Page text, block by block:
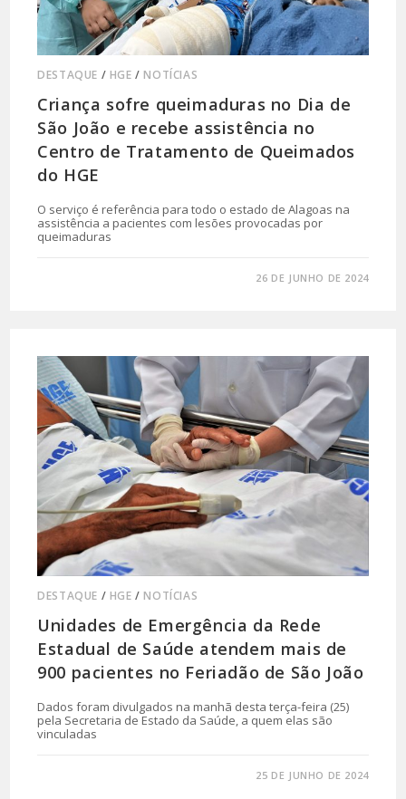
DESTAQUE / HGE /NOTÍCIAS
Criança sofre queimaduras no Dia de
São João e recebe assistência no
Centro de Tratamento de Queimados
do HGE
O serviço é referência para todo o estado de Alagoas na
assistência a pacientes com lesões provocadas por
queimaduras
26 DE JUNHO DE 2024
DESTAQUE / HGE /NOTÍCIAS
Unidades de Emergência da Rede
Estadual de Saúde atendem mais de
900 pacientes no Feriadão de São João
Dados foram divulgados na manhã desta terça-feira (25)
pela Secretaria de Estado da Saúde, a quem elas são
vinculadas
25 DE JUNHO DE 2024